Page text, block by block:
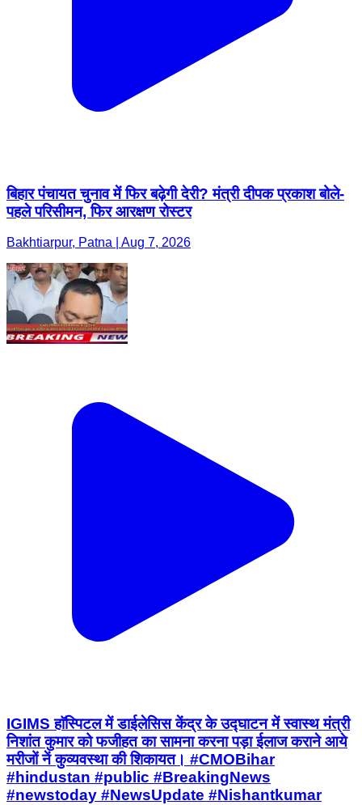
बिहार पंचायत चुनाव में फिर बढ़ेगी देरी? मंत्री दीपक प्रकाश बोले-
पहले परिसीमन, फिर आरक्षण रोस्टर
Bakhtiarpur, Patna | Aug 7, 2026
IGIMS हाॅस्पिटल में डाईलेसिस केंद्र के उद्घाटन में स्वास्थ मंत्री
निशांत कुमार को फजीहत का सामना करना पड़ा ईलाज कराने आये
मरीजों नें कुव्यवस्था की शिकायत। #CMOBihar
#hindustan #public #BreakingNews
#newstoday #NewsUpdate #Nishantkumar